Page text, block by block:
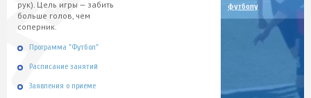
рук). Цель игры — забить
больше голов, чем
соперник.
Программа "Футбол"
Расписание занятий
Заявления о приеме
футболу